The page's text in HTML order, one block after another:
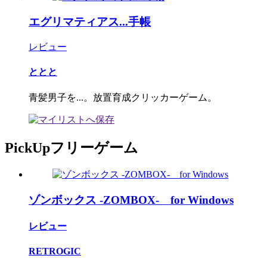
エグリマティアス...手帳
レビュー
ととと
青髪男子を...。放置育成クリッカーゲーム。
PickUpフリーゲーム
ゾンボックス -ZOMBOX- for Windows
レビュー
RETROGIC